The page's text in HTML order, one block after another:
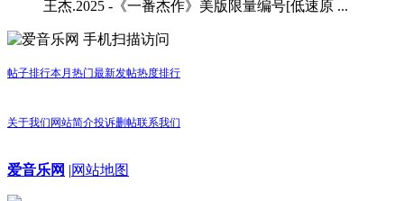
王杰.2025 -《一番杰作》美版限量编号[低速原 ...
手机扫描访问
帖子排行本月热门最新发帖热度排行
关于我们 网站简介投诉删帖联系我们
爱音乐网 |网站地图